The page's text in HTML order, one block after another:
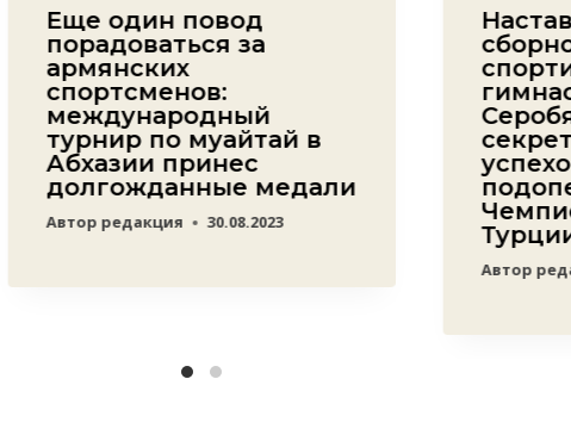
Еще один повод
порадоваться за
армянских
спортсменов:
международный
турнир по муайтай в
Абхазии принес
долгожданные медали
Автор редакция 30.08.2023
Автор